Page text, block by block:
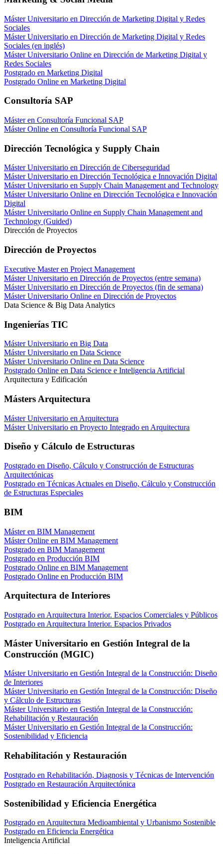
Máster Universitario en Dirección de Marketing Digital y Redes
Sociales
Máster Universitario en Dirección de Marketing Digital y Redes
Sociales (en inglés)
Máster Universitario Online en Dirección de Marketing Digital y
Redes Sociales
Postgrado en Marketing Digital
Postgrado Online en Marketing Digital
Consultoría SAP
Máster en Consultoría Funcional SAP
Máster Online en Consultoría Funcional SAP
Dirección Tecnológica y Supply Chain
Máster Universitario en Dirección de Ciberseguridad
Máster Universitario en Dirección Tecnológica e Innovación Digital
Máster Universitario en Supply Chain Management and Technology
Máster Universitario Online en Dirección Tecnológica e Innovación
Digital
Máster Universitario Online en Supply Chain Management and
Technology (Guided)
Dirección de Proyectos
Dirección de Proyectos
Executive Master en Project Management
Máster Universitario en Dirección de Proyectos (entre semana)
Máster Universitario en Dirección de Proyectos (fin de semana)
Máster Universitario Online en Dirección de Proyectos
Data Science & Big Data Analytics
Ingenierías TIC
Máster Universitario en Big Data
Máster Universitario en Data Science
Máster Universitario Online en Data Science
Postgrado Online en Data Science e Inteligencia Artificial
Arquitectura y Edificación
Másters Arquitectura
Máster Universitario en Arquitectura
Máster Universitario en Proyecto Integrado en Arquitectura
Diseño y Cálculo de Estructuras
Postgrado en Diseño, Cálculo y Construcción de Estructuras
Arquitectónicas
Postgrado en Técnicas Actuales en Diseño, Cálculo y Construcción
de Estructuras Especiales
BIM
Máster en BIM Management
Máster Online en BIM Management
Postgrado en BIM Management
Postgrado en Producción BIM
Postgrado Online en BIM Management
Postgrado Online en Producción BIM
Arquitectura de Interiores
Postgrado en Arquitectura Interior. Espacios Comerciales y Públicos
Postgrado en Arquitectura Interior. Espacios Privados
Máster Universitario en Gestión Integral de la
Construcción (MGIC)
Máster Universitario en Gestión Integral de la Construcción: Diseño
de Interiores
Máster Universitario en Gestión Integral de la Construcción: Diseño
y Cálculo de Estructuras
Máster Universitario en Gestión Integral de la Construcción:
Rehabilitación y Restauración
Máster Universitario en Gestión Integral de la Construcción:
Sostenibilidad y Eficiencia
Rehabilitación y Restauración
Postgrado en Rehabilitación, Diagnosis y Técnicas de Intervención
Postgrado en Restauración Arquitectónica
Sostenibilidad y Eficiencia Energética
Postgrado en Arquitectura Medioambiental y Urbanismo Sostenible
Postgrado en Eficiencia Energética
Inteligencia Artificial